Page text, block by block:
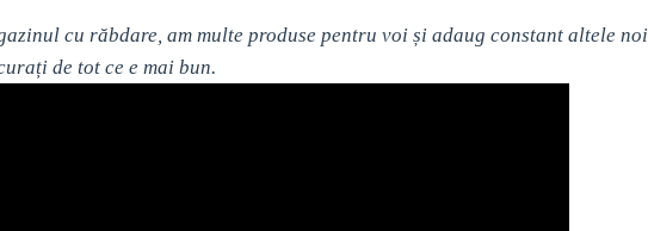
cu răbdare, am multe produse pentru voi și adaug constant altele noi,
de tot ce e mai bun.